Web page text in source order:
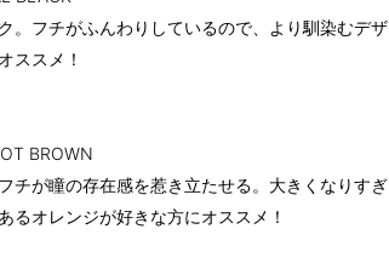
。フチがふんわりしているので、より馴染むデザ
ススメ！
BROWN
チが瞳の存在感を惹き立たせる。大きくなりすぎ
るオレンジが好きな方にオススメ！